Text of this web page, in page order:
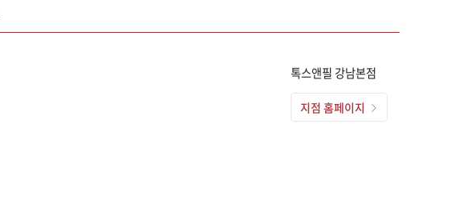
톡스앤필 강남본점
지점 홈페이지